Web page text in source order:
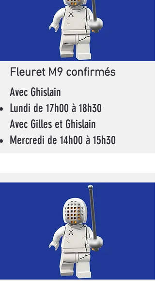
Fleuret M9 confirmés
Avec Ghislain
Lundi de 17h00 à 18h30
Avec Gilles et Ghislain
Mercredi de 14h00 à 15h30​